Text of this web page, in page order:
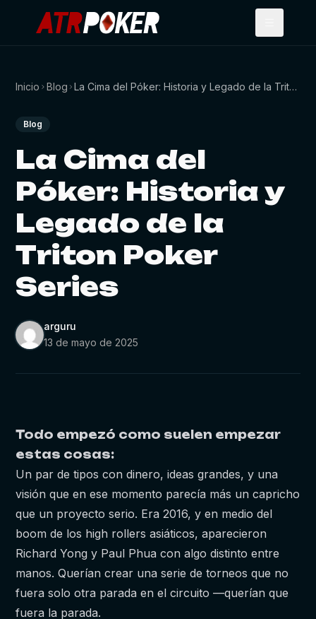
Inicio Blog La Cima del Póker: Historia y Legado de la Triton Poker Series
Blog
La Cima del
Póker: Historia y
Legado de la
Triton Poker
Series
arguru
13 de mayo de 2025
Todo empezó como suelen empezar
estas cosas:
Un par de tipos con dinero, ideas grandes, y una
visión que en ese momento parecía más un capricho
que un proyecto serio. Era 2016, y en medio del
boom de los high rollers asiáticos, aparecieron
Richard Yong y Paul Phua con algo distinto entre
manos. Querían crear una serie de torneos que no
fuera solo otra parada en el circuito —querían que
fuera la parada.